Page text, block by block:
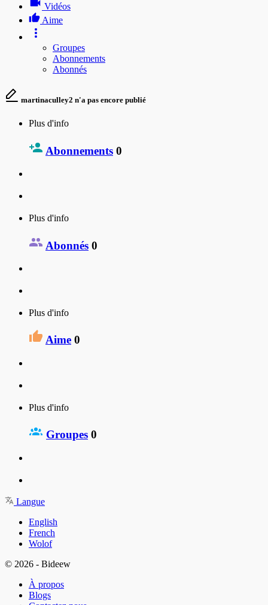
Vidéos
Aime
Groupes
Abonnements
Abonnés
martinaculley2 n'a pas encore publié
Plus d'info
Abonnements 0
Plus d'info
Abonnés 0
Plus d'info
Aime 0
Plus d'info
Groupes 0
Langue
English
French
Wolof
© 2026 - Bideew
À propos
Blogs